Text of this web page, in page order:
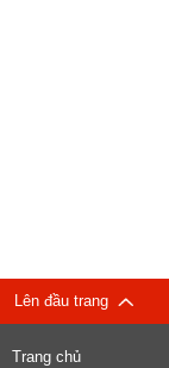
Lên đầu trang
Trang chủ